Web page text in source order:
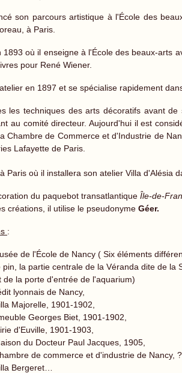
son parcours artistique à l'École des
à Paris.
1893 où il enseigne à l'École des beaux-arts
pour René Wiener.
en 1897 et se spécialise rapidement
les techniques des arts décoratifs avant
au comité directeur. Aujourd'hui il est
Chambre de Commerce et d'Industrie de
Lafayette de Paris.
Paris où il installera son atelier Villa d'Alésia
du paquebot transatlantique Île-de-
créations, il utilise le pseudonyme Géer.
:
de l'École de Nancy ( Six éléments
la partie centrale de la Véranda dite de
de la porte d'entrée de l'aquarium)
lyonnais de Nancy,
Majorelle, 1901-1902,
Georges Biet, 1901-1902,
d'Euville, 1901-1903,
du Docteur Paul Jacques, 1905,
de commerce et d'industrie de Nancy,
Bergeret…